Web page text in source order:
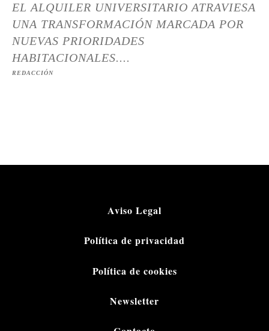
EL ALQUILER UNIVERSITARIO ATRAVIESA
UNA TRANSFORMACIÓN MARCADA POR
NUEVAS PRIORIDADES
HABITACIONALES....
REDACCIÓN
Aviso Legal
Política de privacidad
Política de cookies
Newsletter